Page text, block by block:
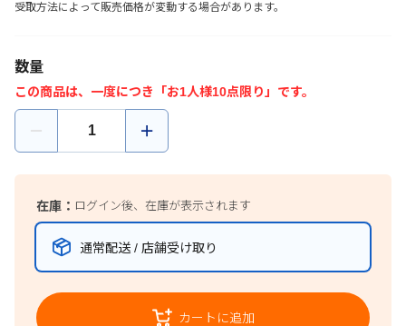
受取方法によって販売価格が変動する場合があります。
数量
この商品は、一度につき「お1人様10点限り」です。
在庫： ログイン後、在庫が表示されます
通常配送 / 店舗受け取り
カートに追加